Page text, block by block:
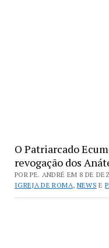
O Patriarcado
revogação dos
POR PE. ANDRÉ EM 8 DE
IGREJA DE ROMA, NEWS E